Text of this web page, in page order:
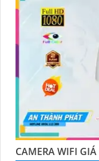
CAMERA WIFI